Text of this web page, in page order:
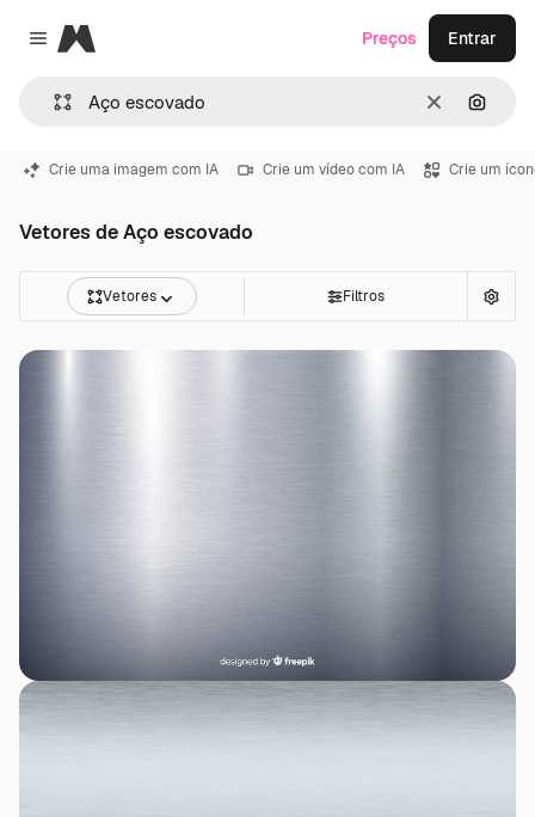
Close menu
Magnific
Limpar
Preços Entrar
Crie uma imagem com IA Crie um vídeo com IA Crie um
Vetores de Aço escovado
Vetores Filtros